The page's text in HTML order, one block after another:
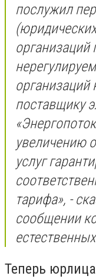
послужил
организаций
поставщику
увеличению
услуг
тарифа», -
сообщении
Теперь